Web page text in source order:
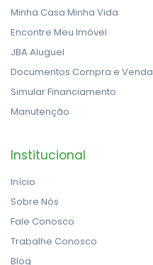
Minha Casa Minha Vida
Encontre Meu Imóvel
JBA Aluguel
Documentos Compra e Venda
Simular Financiamento
Manutenção
Institucional
Início
Sobre Nós
Fale Conosco
Trabalhe Conosco
Blog